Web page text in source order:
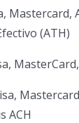
Mastercard,
(ATH)
ACH